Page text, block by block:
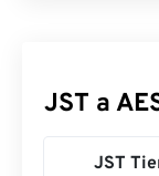
JST a
JST